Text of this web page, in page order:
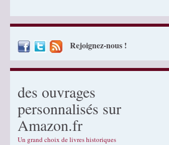
Rejoignez-nous !
des ouvrages
personnalisés sur
Amazon.fr
Un grand choix de livres historiques